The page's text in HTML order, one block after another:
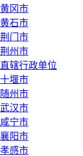
黄冈市
黄石市
荆门市
荆州市
直辖行政单位
十堰市
随州市
武汉市
咸宁市
襄阳市
孝感市